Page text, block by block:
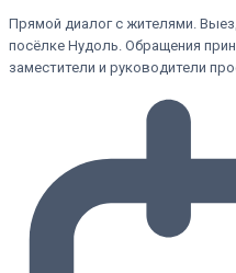
Прямой диалог с жителями.
посёлке Нудоль. Обращения
заместители и руководители